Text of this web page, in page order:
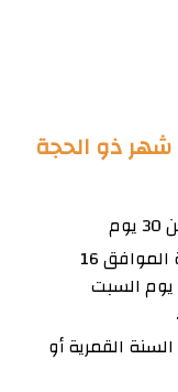
ذو الحجة
يبدأ شهر ذو الحجة 1461 يوم الجمعة الموافق 16
يوم السبت
القمرية أو